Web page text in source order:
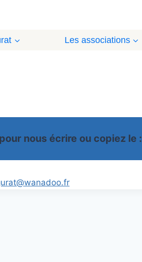
Les associations
nous écrire ou copiez le :